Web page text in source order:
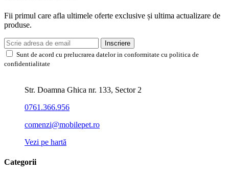
Fii primul care afla ultimele oferte exclusive și ultima actualizare de
produse.
Inscriere
Sunt de acord cu prelucrarea datelor in conformitate cu politica de
confidentialitate
Str. Doamna Ghica nr. 133, Sector 2
0761.366.956
comenzi@mobilepet.ro
Vezi pe hartă
Categorii